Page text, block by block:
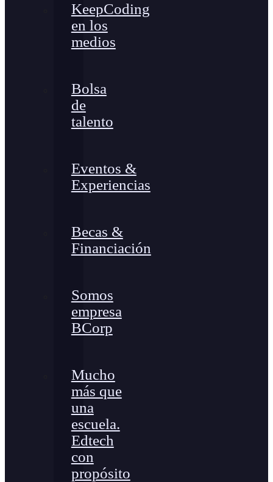
KeepCoding
en los
medios
Bolsa
de
talento
Eventos &
Experiencias
Becas &
Financiación
Somos
empresa
BCorp
Mucho
más que
una
escuela.
Edtech
con
propósito